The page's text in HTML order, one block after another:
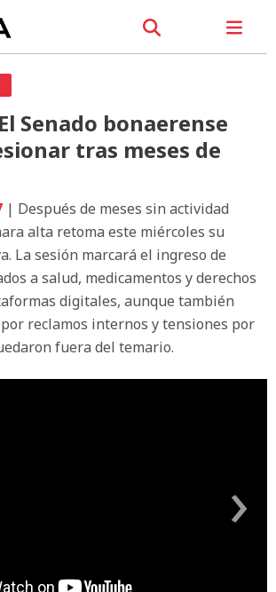
Senado bonaerense
tras meses de
| Después de meses sin actividad
alta retoma este miércoles su
La sesión marcará el ingreso de
a salud, medicamentos y derechos
digitales, aunque también
reclamos internos y tensiones por
fuera del temario.
›